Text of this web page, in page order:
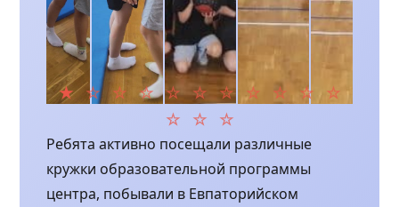
Ребята активно посещали различные
кружки образовательной программы
центра, побывали в Евпаторийском